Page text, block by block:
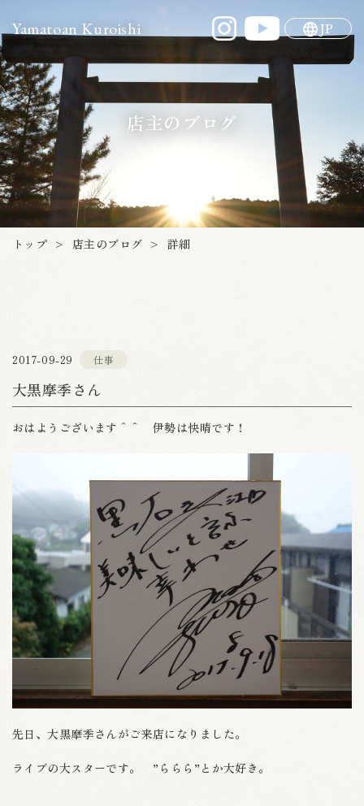
Yamatoan Kuroishi JP
店主のブログ
トップ > 店主のブログ > 詳細
2017-09-29 仕事
大黒摩季さん
おはようございます＾＾ 伊勢は快晴です！
先日、大黒摩季さんがご来店になりました。
ライブの大スターです。 ”ららら”とか大好き。